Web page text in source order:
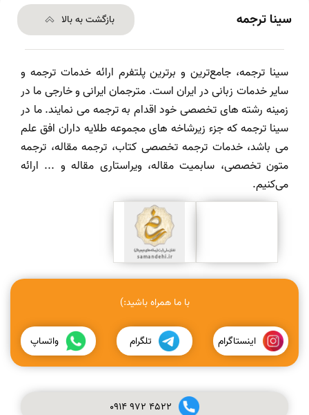
سینا ترجمه بازگشت به بالا
سینا ترجمه، جامع‌ترین و برترین پلتفرم ارائه خدمات ترجمه و
سایر خدمات زبانی در ایران است. مترجمان ایرانی و خارجی ما در
زمینه رشته های تخصصی خود اقدام به ترجمه می نمایند. ما در
سینا ترجمه که جزء زیرشاخه های مجموعه طلایه داران افق علم
می باشد، خدمات ترجمه تخصصی کتاب، ترجمه مقاله، ترجمه
متون تخصصی، سابمیت مقاله، ویراستاری مقاله و ... ارائه
می‌کنیم.
با ما همراه باشید:)
اینستاگرام تلگرام واتساپ
0914972 4522